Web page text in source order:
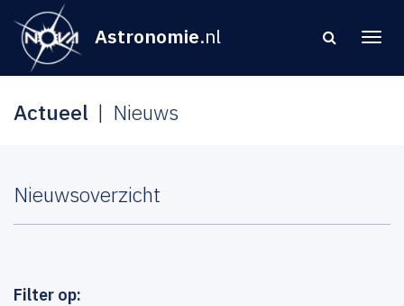
Astronomie.nl
Actueel Nieuws
Nieuwsoverzicht
Filter op: